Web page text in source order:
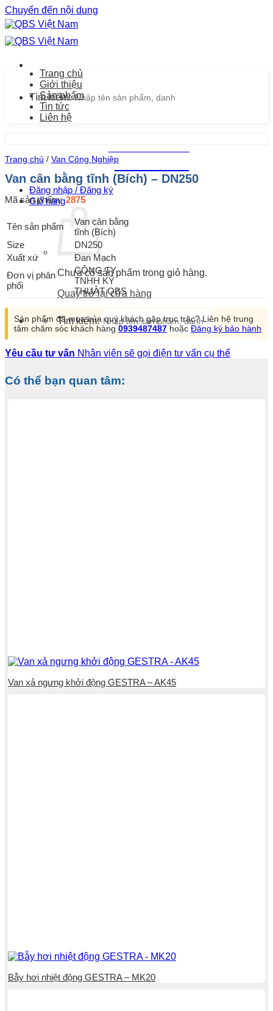
Chuyển đến nội dung
Tìm kiếm:
0939.487.487
Đăng nhập / Đăng ký
Giỏ hàng
Chưa có sản phẩm trong giỏ hàng.
Quay trở lại cửa hàng
Tìm kiếm:
Trang chủ
Giới thiệu
Sản phẩm
Tin tức
Liên hệ
Trang chủ / Van Công Nghiệp
Van cân bằng tĩnh (Bích) – DN250
Mã sản phẩm: 2875
Tên sản phẩm
Van cân bằng
tĩnh (Bích)
Size
DN250
Xuất xứ
Đan Mạch
Đơn vị phân
phối
CÔNG TY
TNHH KỸ
THUẬT QBS
Sản phẩm đã mua của quý khách gặp trục trặc? Liên hệ trung
tâm chăm sóc khách hàng0939487487 hoặc Đăng ký bảo hành
Yêu cầu tư vấn Nhân viên sẽ gọi điện tư vấn cụ thể
Có thể bạn quan tâm:
Van xả ngưng khởi động GESTRA – AK45
Bẫy hơi nhiệt động GESTRA – MK20